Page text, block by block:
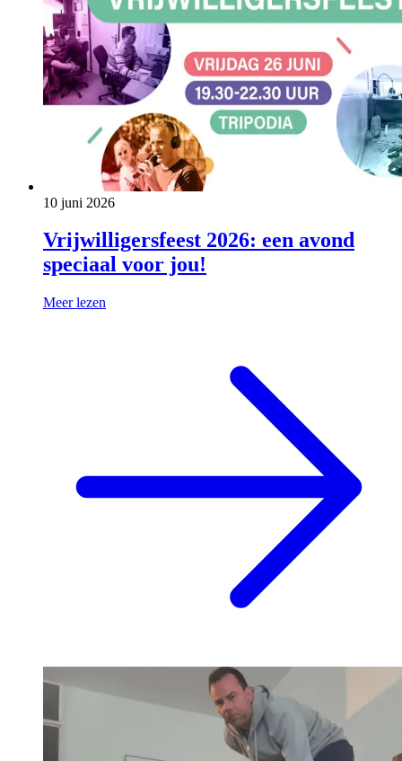
10 juni 2026
Vrijwilligersfeest 2026: een avond
speciaal voor jou!
Meer lezen